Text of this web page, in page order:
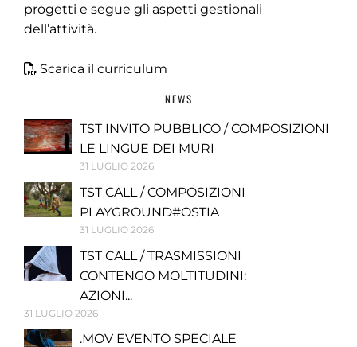
progetti e segue gli aspetti gestionali
dell’attività.
Scarica il curriculum
NEWS
TST INVITO PUBBLICO / COMPOSIZIONI
LE LINGUE DEI MURI
31 LUGLIO 2026
TST CALL / COMPOSIZIONI
PLAYGROUND#OSTIA
31 LUGLIO 2026
TST CALL / TRASMISSIONI
CONTENGO MOLTITUDINI:
AZIONI...
31 LUGLIO 2026
.MOV EVENTO SPECIALE